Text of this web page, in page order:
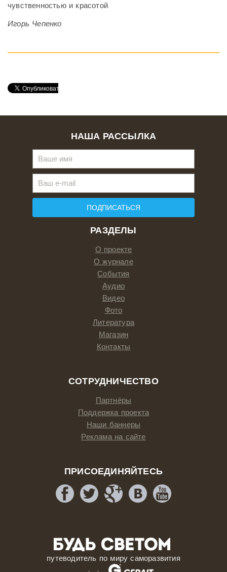
чувственностью и красотой.
Игорь Чепенко
РАЗДЕЛЫ
О проекте
О журнале
События
Аудио
Видео
Фото
Литература
Магазин
Контакты
СОТРУДНИЧЕСТВО
Партнёры
Поддержка проекта
Наши баннеры
Реклама на сайте
ПРИСОЕДИНЯЙТЕСЬ
путеводитель по миру саморазвития
НАША РАССЫЛКА
ПОДПИСАТЬСЯ